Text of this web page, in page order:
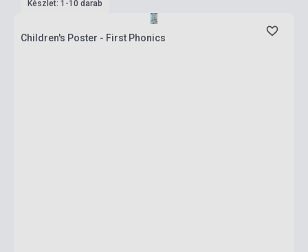
Készlet: 1-10 darab
Children's Poster - First Phonics